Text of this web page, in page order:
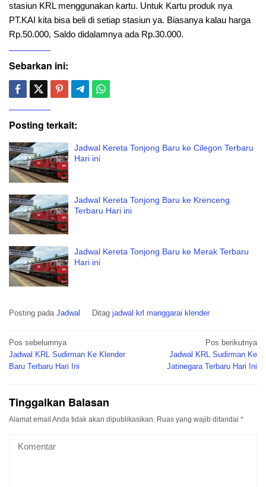
stasiun KRL menggunakan kartu. Untuk Kartu produk nya
PT.KAI kita bisa beli di setiap stasiun ya. Biasanya kalau harga
Rp.50.000, Saldo didalamnya ada Rp.30.000.
Sebarkan ini:
Posting terkait:
Jadwal Kereta Tonjong Baru ke Cilegon Terbaru
Hari ini
Jadwal Kereta Tonjong Baru ke Krenceng
Terbaru Hari ini
Jadwal Kereta Tonjong Baru ke Merak Terbaru
Hari ini
Posting pada Jadwal Ditag jadwal krl manggarai klender
Navigasi
pos
Pos sebelumnya
Jadwal KRL Sudirman Ke Klender
Baru Terbaru Hari Ini
Pos berikutnya
Jadwal KRL Sudirman Ke
Jatinegara Terbaru Hari Ini
Tinggalkan Balasan
Alamat email Anda tidak akan dipublikasikan. Ruas yang wajib ditandai *